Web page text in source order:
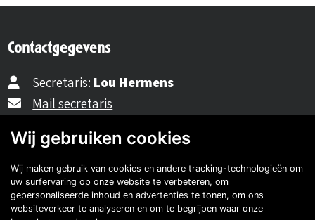
Contactgegevens
Secretaris: Lou Hermens
Mail secretaris
Ledenadm.:Henk Koning
Mail ledenadministratie
Wij gebruiken cookies
Wij maken gebruik van cookies en andere tracking-technologieën om
uw surfervaring op onze website te verbeteren, om
gepersonaliseerde inhoud en advertenties te tonen, om ons
websiteverkeer te analyseren en om te begrijpen waar onze